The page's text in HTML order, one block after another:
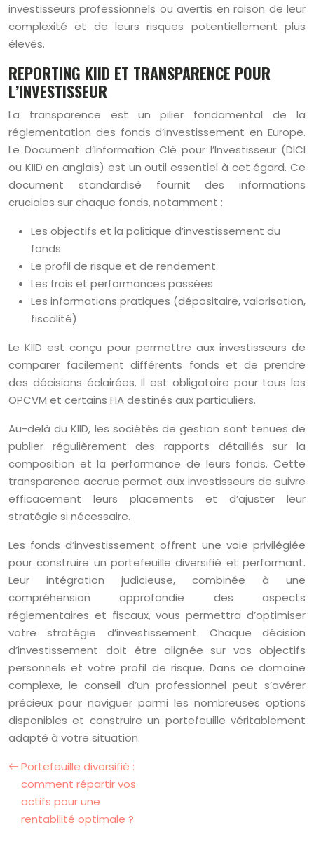
investisseurs professionnels ou avertis en raison de leur
complexité et de leurs risques potentiellement plus
élevés.
REPORTING KIID ET TRANSPARENCE POUR
L’INVESTISSEUR
La transparence est un pilier fondamental de la
réglementation des fonds d’investissement en Europe.
Le Document d’Information Clé pour l’Investisseur (DICI
ou KIID en anglais) est un outil essentiel à cet égard. Ce
document standardisé fournit des informations
cruciales sur chaque fonds, notamment :
Les objectifs et la politique d’investissement du
fonds
Le profil de risque et de rendement
Les frais et performances passées
Les informations pratiques (dépositaire, valorisation,
fiscalité)
Le KIID est conçu pour permettre aux investisseurs de
comparer facilement différents fonds et de prendre
des décisions éclairées. Il est obligatoire pour tous les
OPCVM et certains FIA destinés aux particuliers.
Au-delà du KIID, les sociétés de gestion sont tenues de
publier régulièrement des rapports détaillés sur la
composition et la performance de leurs fonds. Cette
transparence accrue permet aux investisseurs de suivre
efficacement leurs placements et d’ajuster leur
stratégie si nécessaire.
Les fonds d’investissement offrent une voie privilégiée
pour construire un portefeuille diversifié et performant.
Leur intégration judicieuse, combinée à une
compréhension approfondie des aspects
réglementaires et fiscaux, vous permettra d’optimiser
votre stratégie d’investissement. Chaque décision
d’investissement doit être alignée sur vos objectifs
personnels et votre profil de risque. Dans ce domaine
complexe, le conseil d’un professionnel peut s’avérer
précieux pour naviguer parmi les nombreuses options
disponibles et construire un portefeuille véritablement
adapté à votre situation.
Portefeuille diversifié :
comment répartir vos
actifs pour une
rentabilité optimale ?